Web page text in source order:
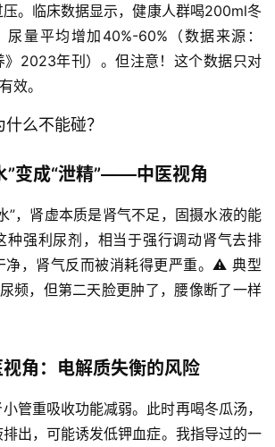
。 临床数据显示，健康人群喝200ml冬
量平均增加40%-60%（数据来源：
》2023年刊）。但注意！这个数据只对
效。
么不能碰？
”变成“泄精”——中医视角
”，肾虚本质是肾气不足，固摄水液的能
种强利尿剂，相当于强行调动肾气去排
净，肾气反而被消耗得更严重。⚠️ 典型
频，但第二天脸更肿了，腰像断了一样
角：电解质失衡的风险
管重吸收功能减弱。此时再喝冬瓜汤，
出，可能诱发低钾血症。我指导过的一